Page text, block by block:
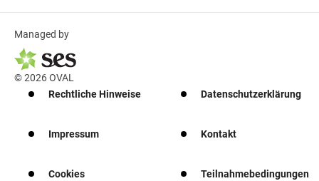
Managed by
© 2026 OVAL
Rechtliche Hinweise
Datenschutzerklärung
Impressum Kontakt
Cookies Teilnahmebedingungen